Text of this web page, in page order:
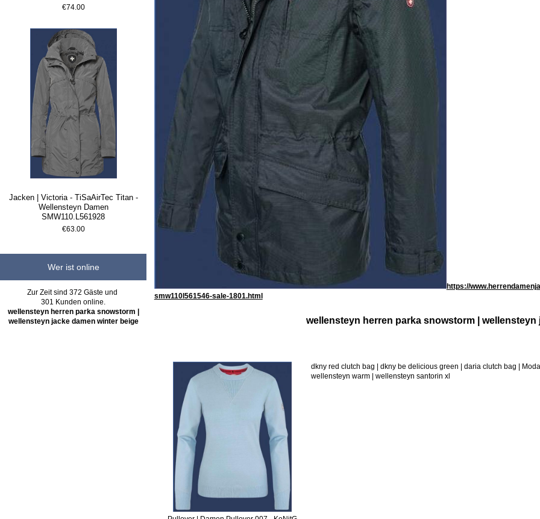
€74.00
Jacken | Victoria - TiSaAirTec Titan -
Wellensteyn Damen
SMW110.L561928
€63.00
Wer ist online
Zur Zeit sind 372 Gäste und
301 Kunden online.
wellensteyn herren parka snowstorm |
wellensteyn jacke damen winter beige
https://
smw110l561546-sale-1801.html
wellensteyn herren parka snowstorm | wellensteyn
dkny red clutch bag | dkny be delicious green | daria clutch bag |
wellensteyn warm | wellensteyn santorin xl